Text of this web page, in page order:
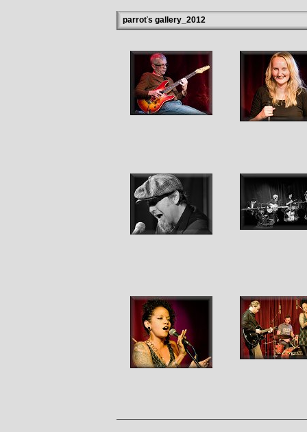
parroťs gallery_2012